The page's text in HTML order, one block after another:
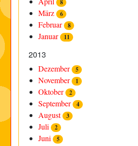
8
März 6
Februar 8
Januar 11
2013
Dezember 5
November 1
Oktober 2
September 4
August 3
Juli 2
Juni 5